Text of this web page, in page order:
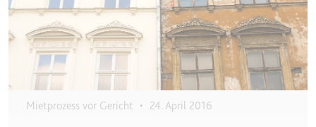
__Secure-YEC
Anbieter:
youtube.com
Zweck:
Speichert die
Benutzereinstellungen beim Abruf
integrierten Youtube-Videos
Mietprozess vor Gericht • 24. April 2016